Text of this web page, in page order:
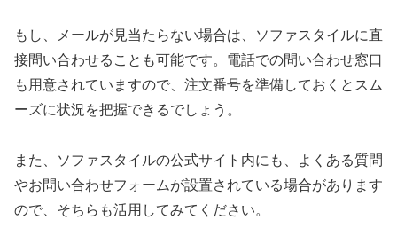
もし、メールが見当たらない場合は、ソファスタイルに直
接問い合わせることも可能です。電話での問い合わせ窓口
も用意されていますので、注文番号を準備しておくとスム
ーズに状況を把握できるでしょう。
また、ソファスタイルの公式サイト内にも、よくある質問
やお問い合わせフォームが設置されている場合があります
ので、そちらも活用してみてください。